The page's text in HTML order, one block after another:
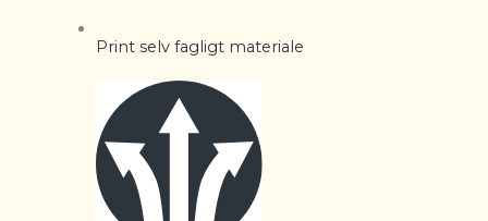
Print selv fagligt materiale